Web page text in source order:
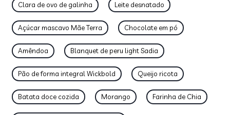
Clara de ovo de galinha Leite desnatado
Açúcar mascavo Mãe Terra Chocolate em pó
Amêndoa Blanquet de peru light Sadia
Pão de forma integral Wickbold Queijo ricota
Batata doce cozida Morango Farinha de Chia